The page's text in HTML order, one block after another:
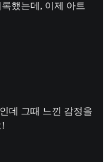
했는데, 이제 아트
데 그때 느낀 감정을
!